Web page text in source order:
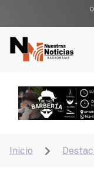
Inicio 